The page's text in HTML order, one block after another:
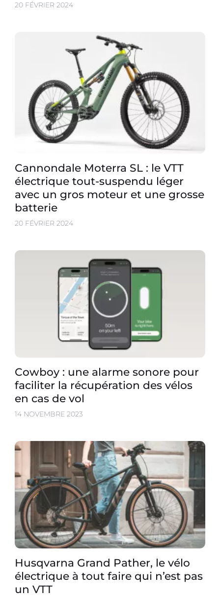
20 FÉVRIER 2024
Cannondale Moterra SL : le VTT
électrique tout-suspendu léger
avec un gros moteur et une grosse
batterie
20 FÉVRIER 2024
Cowboy : une alarme sonore pour
faciliter la récupération des vélos
en cas de vol
14 NOVEMBRE 2023
Husqvarna Grand Pather, le vélo
électrique à tout faire qui n’est pas
un VTT